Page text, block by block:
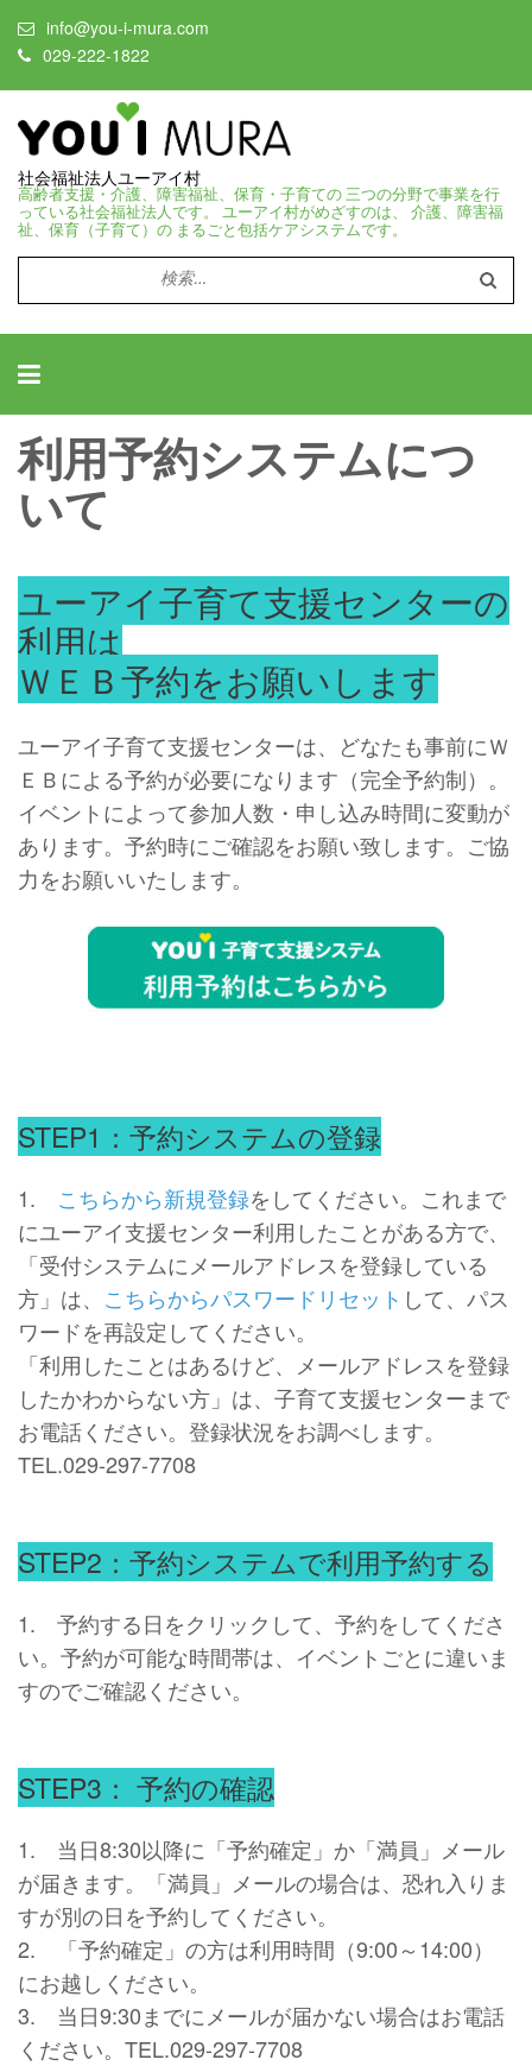
info@you-i-mura.com
029-222-1822
社会福祉法人ユーアイ村
高齢者支援・介護、障害福祉、保育・子育ての 三つの分野で事業を行
っている社会福祉法人です。 ユーアイ村がめざすのは、 介護、障害福
祉、保育（子育て）の まるごと包括ケアシステムです。
検
索:
利用予約システムにつ
いて
ユーアイ子育て支援センターの
利用は
ＷＥＢ予約をお願いします
ユーアイ子育て支援センターは、どなたも事前にＷ
ＥＢによる予約が必要になります（完全予約制）。
イベントによって参加人数・申し込み時間に変動が
あります。予約時にご確認をお願い致します。ご協
力をお願いいたします。
STEP1：予約システムの登録
1. こちらから新規登録をしてください。これまで
にユーアイ支援センター利用したことがある方で、
「受付システムにメールアドレスを登録している
方」は、 こちらからパスワードリセット して、パス
ワードを再設定してください。
「利用したことはあるけど、メールアドレスを登録
したかわからない方」は、子育て支援センターまで
お電話ください。登録状況をお調べします。
TEL.029-297-7708
STEP2：予約システムで利用予約する
1. 予約する日をクリックして、予約をしてくださ
い。予約が可能な時間帯は、イベントごとに違いま
すのでご確認ください。
STEP3： 予約の確認
1. 当日8:30以降に「予約確定」か「満員」メール
が届きます。「満員」メールの場合は、恐れ入りま
すが別の日を予約してください。
2. 「予約確定」の方は利用時間（9:00～14:00）
にお越しください。
3. 当日9:30までにメールが届かない場合はお電話
ください。TEL.029-297-7708